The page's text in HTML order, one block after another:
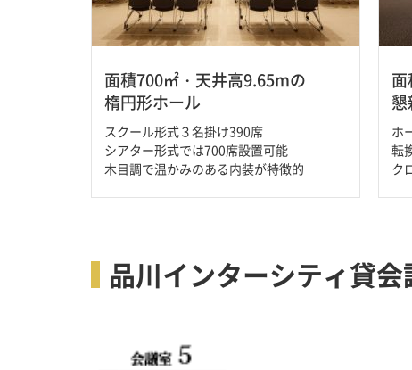
面積700㎡・天井高9.65mの
楕円形ホール
スクール形式３名掛け390席
シアター形式では700席設置可能
木目調で温かみのある内装が特徴的
ホ
転
ク
品川インターシティ貸